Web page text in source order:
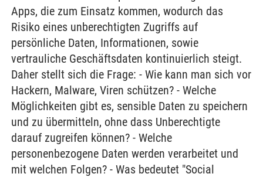
Apps, die zum Einsatz kommen, wodurch das
Risiko eines unberechtigten Zugriffs auf
persönliche Daten, Informationen, sowie
vertrauliche Geschäftsdaten kontinuierlich steigt.
Daher stellt sich die Frage: - Wie kann man sich vor
Hackern, Malware, Viren schützen? - Welche
Möglichkeiten gibt es, sensible Daten zu speichern
und zu übermitteln, ohne dass Unberechtigte
darauf zugreifen können? - Welche
personenbezogene Daten werden verarbeitet und
mit welchen Folgen? - Was bedeutet "Social